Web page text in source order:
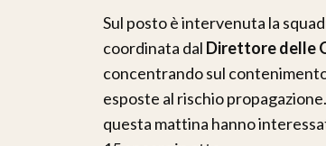
Sul posto è intervenuta la
coordinata dal Direttore delle
concentrando sul
esposte al rischio
questa mattina hanno